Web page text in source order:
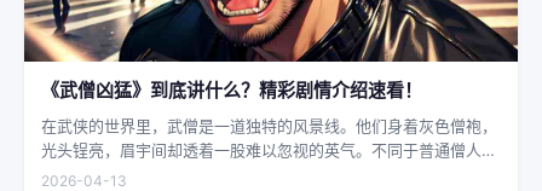
《武僧凶猛》到底讲什么？精彩剧情介绍速看！
在武侠的世界里，武僧是一道独特的风景线。他们身着灰色僧袍，
光头锃亮，眉宇间却透着一股难以忽视的英气。不同于普通僧人的
慈眉善目，武僧的眼神中常常闪烁着锐利的光，仿佛能洞穿一切虚
2026-04-13